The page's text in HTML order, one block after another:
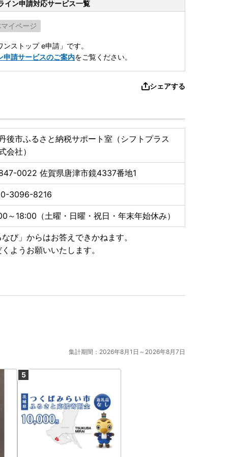
イン申請対応サービス一覧
イページ
ストップ e申請」です。
申請サービスのご案内をご覧ください。
シェアする
後市ふるさと納税サポート室（シフトプラス
会社）
0022 佐賀県唐津市鏡4337番地1
3096-8216
～18:00（土曜・日曜・祝日・年末年始休み）
び」からはお答えできかねます。
ようお願いいたします。
集計期間：2026年8月1日～2026年8月7日